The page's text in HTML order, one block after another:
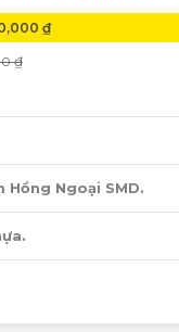
₫
₫
Hồng Ngoại SMD.